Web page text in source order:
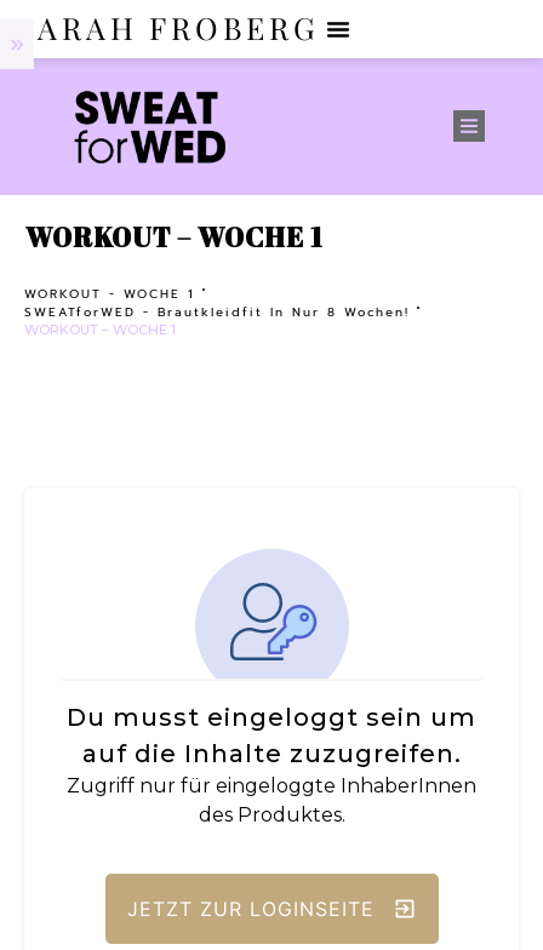
SARAH FROBERG
WORKOUT – WOCHE 1
WORKOUT - WOCHE 1
SWEATforWED - Brautkleidfit In Nur 8 Wochen!
WORKOUT – WOCHE 1
Du musst eingeloggt sein um
auf die Inhalte zuzugreifen.
Zugriff nur für eingeloggte InhaberInnen
des Produktes.
JETZT ZUR LOGINSEITE